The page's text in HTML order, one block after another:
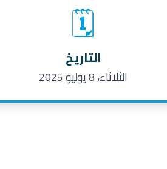
🗓️
التاريخ
الثلاثاء، 8 يوليو 2025